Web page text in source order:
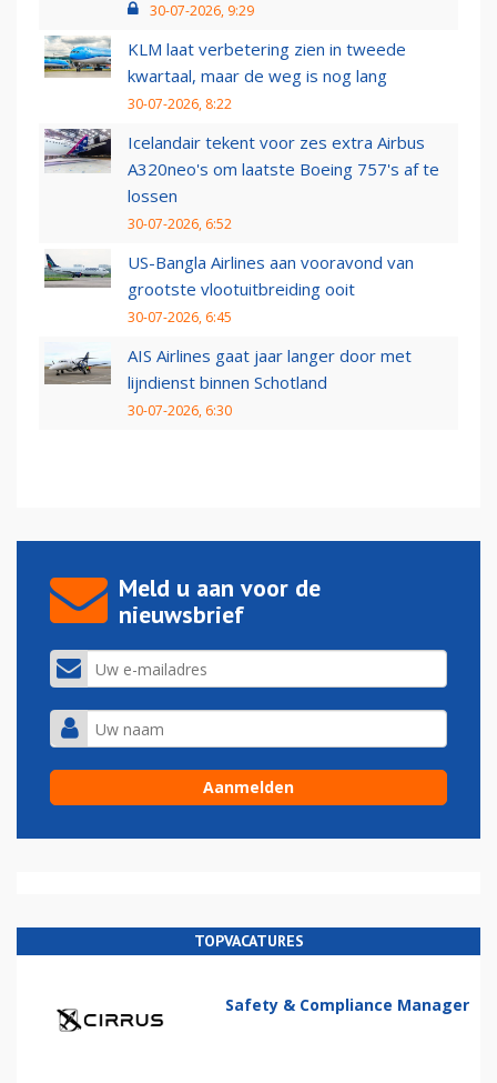
30-07-2026, 9:29
KLM laat verbetering zien in tweede
kwartaal, maar de weg is nog lang
30-07-2026, 8:22
Icelandair tekent voor zes extra Airbus
A320neo's om laatste Boeing 757's af te
lossen
30-07-2026, 6:52
US-Bangla Airlines aan vooravond van
grootste vlootuitbreiding ooit
30-07-2026, 6:45
AIS Airlines gaat jaar langer door met
lijndienst binnen Schotland
30-07-2026, 6:30
Meld u aan voor de
nieuwsbrief
TOPVACATURES
Safety & Compliance Manager